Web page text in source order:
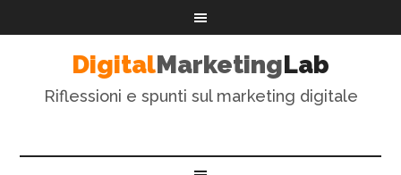
DigitalMarketingLab
Riflessioni e spunti sul marketing digitale